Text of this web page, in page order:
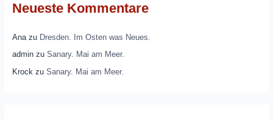
Neueste Kommentare
Anazu Dresden. Im Osten was Neues.
adminzu Sanary. Mai am Meer.
Krock zu Sanary. Mai am Meer.